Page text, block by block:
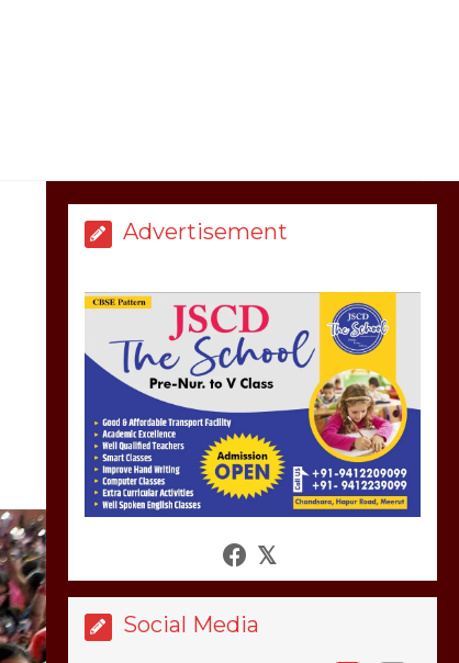
Advertisement
Social Media
March 6, 2025
होलिका रखने पर लात मार
कर होलिका को किया तहस
नहस,मोहल्ले वालों के साथ
की गई गाली गलोच ,कहा
अगर रखी गई होली तो होगा
खून खराबा,
March 11, 2025
आखिर क्यों जैनुल
सालीकिन को शहर काजी
नहीं बनने देना चाहते सुने
क्या कहा मौलाना कारी